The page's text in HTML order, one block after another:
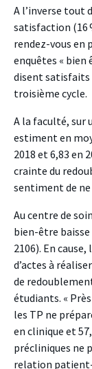
A l’inverse tout
satisfaction (16
rendez-vous en
enquêtes « bien
disent satisfaits
troisième cycle.
A la faculté, sur
estiment en
2018 et 6,83 en
crainte du
sentiment de ne
Au centre de
bien-être baisse
2106). En
d’actes à
de
étudiants. «
les TP ne
en clinique et
précliniques ne
relation patient-